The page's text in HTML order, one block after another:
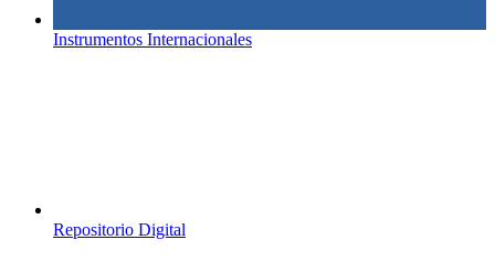
Instrumentos Internacionales
Repositorio Digital